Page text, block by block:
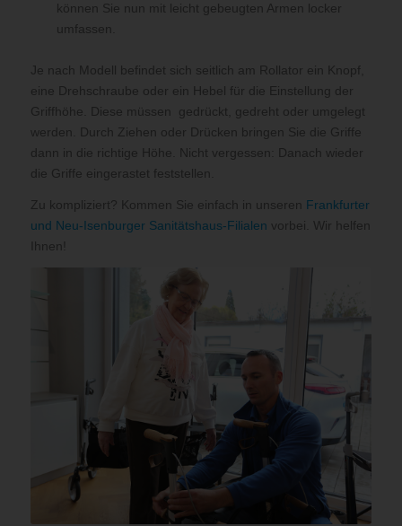
können Sie nun mit leicht gebeugten Armen locker
umfassen.
Je nach Modell befindet sich seitlich am Rollator ein Knopf,
eine Drehschraube oder ein Hebel für die Einstellung der
Griffhöhe. Diese müssen gedrückt, gedreht oder umgelegt
werden. Durch Ziehen oder Drücken bringen Sie die Griffe
dann in die richtige Höhe. Nicht vergessen: Danach wieder
die Griffe eingerastet feststellen.
Zu kompliziert? Kommen Sie einfach in unseren Frankfurter
und Neu-Isenburger Sanitätshaus-Filialen vorbei. Wir helfen
Ihnen!